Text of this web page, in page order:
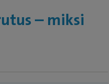
– miksi